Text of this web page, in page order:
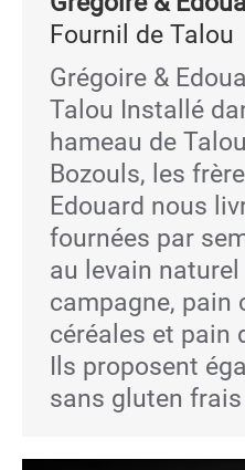
Fournil de Talou
Grégoire &
Talou Installé
hameau de
Bozouls, les
Edouard nous
fournées par
au levain
campagne, pain
céréales et pain
Ils proposent
sans gluten